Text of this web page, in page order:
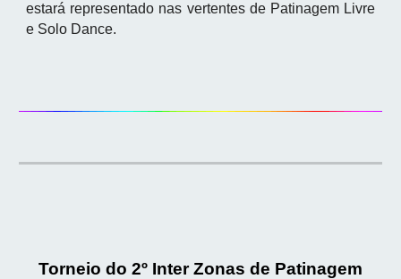
estará representado nas vertentes de Patinagem Livre
e Solo Dance.
Torneio do 2º Inter Zonas de Patinagem